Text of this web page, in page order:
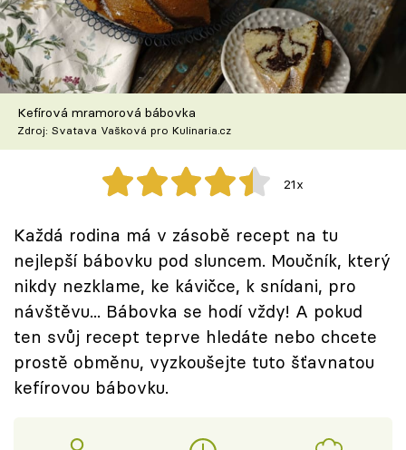
Škola vaření
Recepty z TV
Speciál: Cuketa
Těhotnej kuchař
Přihlášení
Sledujte nás
Kefírová mramorová bábovka
Zdroj: Svatava Vašková pro Kulinaria.cz
21x
Každá rodina má v zásobě recept na tu
nejlepší bábovku pod sluncem. Moučník, který
nikdy nezklame, ke kávičce, k snídani, pro
návštěvu... Bábovka se hodí vždy! A pokud
ten svůj recept teprve hledáte nebo chcete
prostě obměnu, vyzkoušejte tuto šťavnatou
kefírovou bábovku.